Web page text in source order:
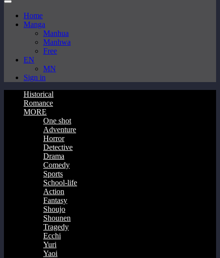
Home
Manga
Manhua
Manhwa
Free
EN
MN
Sign in
Historical
Romance
MORE
One shot
Adventure
Horror
Detective
Drama
Comedy
Sports
School-life
Action
Fantasy
Shoujo
Shounen
Tragedy
Ecchi
Yuri
Yaoi